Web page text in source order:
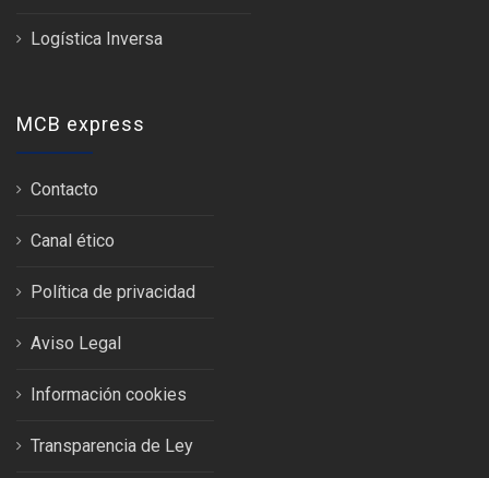
Logística Inversa
MCB express
Contacto
Canal ético
Política de privacidad
Aviso Legal
Información cookies
Transparencia de Ley